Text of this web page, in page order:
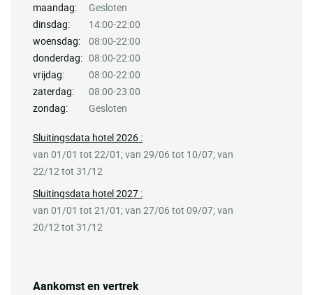
maandag:
Gesloten
dinsdag:
14:00-22:00
woensdag:
08:00-22:00
donderdag: 08:00-22:00
vrijdag:
08:00-22:00
zaterdag:
08:00-23:00
zondag:
Gesloten
Aankomst en vertrek
Sluitingsdata hotel 2026 :
van 01/01 tot 22/01; van 29/06 tot 10/07; van
22/12 tot 31/12
Sluitingsdata hotel 2027 :
van 01/01 tot 21/01; van 27/06 tot 09/07; van
20/12 tot 31/12